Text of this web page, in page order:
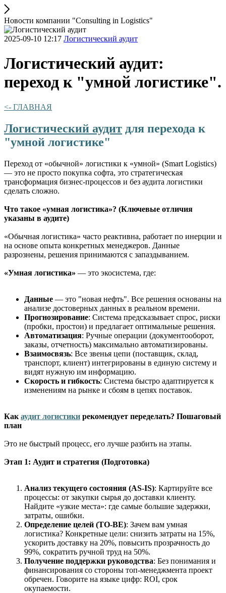
Новости компании "Consulting in Logistics"
2025-09-10 12:17 Логистический аудит
Логистический аудит:
переход к "умной логистике".
<- ГЛАВНАЯ
Логистический аудит для перехода к
"умной логистике"
Переход от «обычной» логистики к «умной» (Smart Logistics)
— это не просто покупка софта, это стратегическая
трансформация бизнес-процессов и без аудита логистики
сделать сложно.
Что такое «умная логистика»? (Ключевые отличия
указаны в аудите)
«Обычная логистика» часто реактивна, работает по инерции и
на основе опыта конкретных менеджеров. Данные
разрознены, решения принимаются с запаздыванием.
«Умная логистика» — это экосистема, где:
Данные — это "новая нефть". Все решения основаны на
анализе достоверных данных в реальном времени.
Прогнозирование: Система предсказывает спрос, риски
(пробки, простои) и предлагает оптимальные решения.
Автоматизация: Ручные операции (документооборот,
заказы, отчетность) максимально автоматизированы.
Взаимосвязь: Все звенья цепи (поставщик, склад,
транспорт, клиент) интегрированы в единую систему и
видят нужную им информацию.
Скорость и гибкость: Система быстро адаптируется к
изменениям на рынке и сбоям в цепях поставок.
Как аудит логистики рекомендует переделать? Пошаговый
план
Это не быстрый процесс, его лучше разбить на этапы.
Этап 1: Аудит и стратегия (Подготовка)
Анализ текущего состояния (AS-IS): Картируйте все
процессы: от закупки сырья до доставки клиенту.
Найдите «узкие места»: где самые большие задержки,
затраты, ошибки.
Определение целей (TO-BE): Зачем вам умная
логистика? Конкретные цели: снизить затраты на 15%,
ускорить доставку на 20%, повысить прозрачность до
99%, сократить ручной труд на 50%.
Получение поддержки руководства: Без понимания и
финансирования со стороны топ-менеджмента проект
обречен. Говорите на языке цифр: ROI, срок
окупаемости.